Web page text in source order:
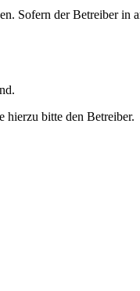
Sofern der Betreiber
hierzu bitte den Betreiber.